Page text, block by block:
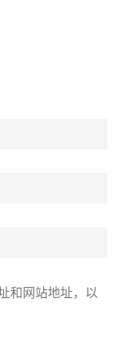
和网站地址，以